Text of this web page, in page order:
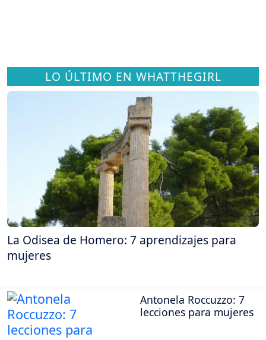
LO ÚLTIMO EN WHATTHEGIRL
La Odisea de Homero: 7 aprendizajes para
mujeres
Antonela Roccuzzo: 7
lecciones para mujeres